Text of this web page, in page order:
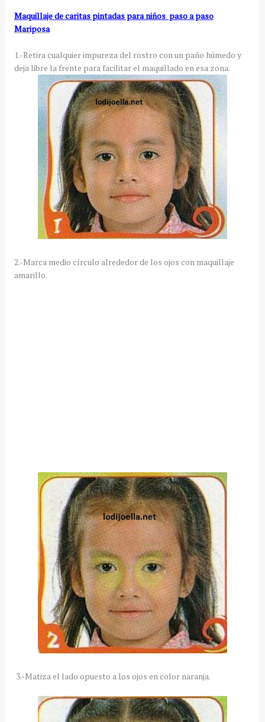
Maquillaje de caritas pintadas para niños paso a paso
Mariposa
1.-Retira cualquier impureza del rostro con un paño húmedo y
deja libre la frente para facilitar el maquillado en esa zona.
2.-Marca medio círculo alrededor de los ojos con maquillaje
amarillo.
3.-Matiza el lado opuesto a los ojos en color naranja.